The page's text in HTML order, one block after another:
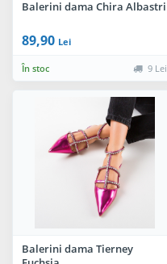
Balerini dama Chira Albastri
89,90 Lei
În stoc 9 Lei
Balerini dama Tierney